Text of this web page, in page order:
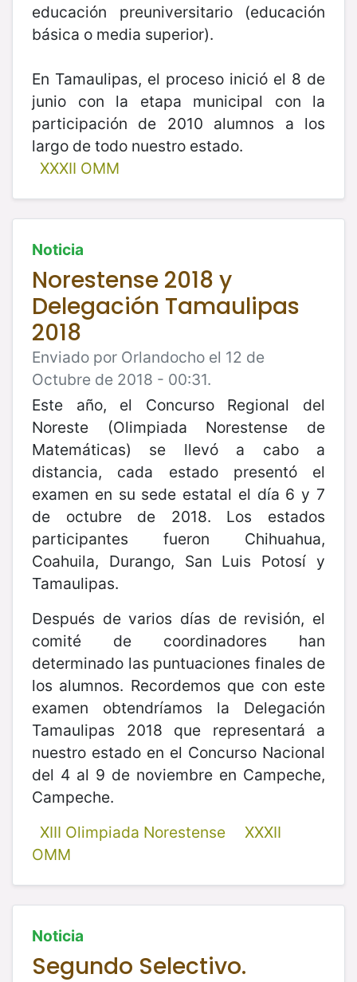
educación preuniversitario (educación
básica o media superior).
En Tamaulipas, el proceso inició el 8 de
junio con la etapa municipal con la
participación de 2010 alumnos a los
largo de todo nuestro estado.
XXXII OMM
Noticia
Norestense 2018 y
Delegación Tamaulipas
2018
Enviado por Orlandocho el 12 de
Octubre de 2018 - 00:31.
Este año, el Concurso Regional del
Noreste (Olimpiada Norestense de
Matemáticas) se llevó a cabo a
distancia, cada estado presentó el
examen en su sede estatal el día 6 y 7
de octubre de 2018. Los estados
participantes fueron Chihuahua,
Coahuila, Durango, San Luis Potosí y
Tamaulipas.
Después de varios días de revisión, el
comité de coordinadores han
determinado las puntuaciones finales de
los alumnos. Recordemos que con este
examen obtendríamos la Delegación
Tamaulipas 2018 que representará a
nuestro estado en el Concurso Nacional
del 4 al 9 de noviembre en Campeche,
Campeche.
XIII Olimpiada Norestense
XXXII
OMM
Noticia
Segundo Selectivo.